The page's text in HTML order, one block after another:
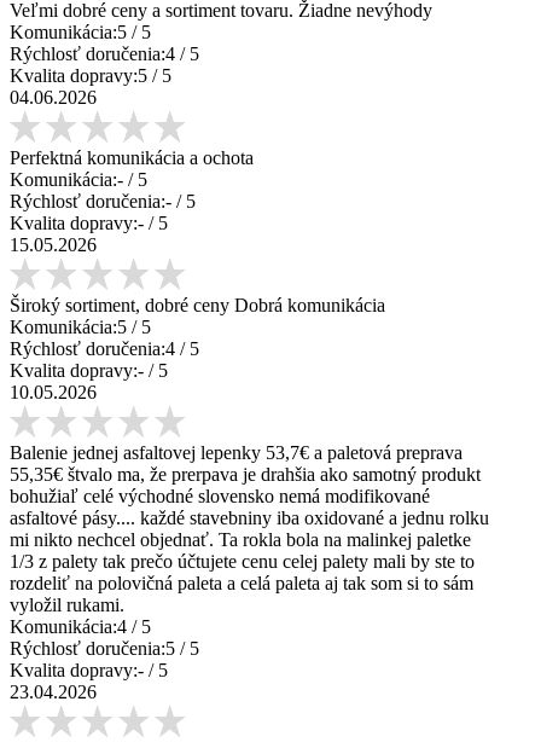
Veľmi dobré ceny a sortiment tovaru. Žiadne nevýhody
Komunikácia:5 / 5
Rýchlosť doručenia:4 / 5
Kvalita dopravy:5 / 5
04.06.2026
Perfektná komunikácia a ochota
Komunikácia:- / 5
Rýchlosť doručenia:- / 5
Kvalita dopravy:- / 5
15.05.2026
Široký sortiment, dobré ceny Dobrá komunikácia
Komunikácia:5 / 5
Rýchlosť doručenia:4 / 5
Kvalita dopravy:- / 5
10.05.2026
Balenie jednej asfaltovej lepenky 53,7€ a paletová preprava
55,35€ štvalo ma, že prerpava je drahšia ako samotný produkt
bohužiaľ celé východné slovensko nemá modifikované
asfaltové pásy.... každé stavebniny iba oxidované a jednu rolku
mi nikto nechcel objednať. Ta rokla bola na malinkej paletke
1/3 z palety tak prečo účtujete cenu celej palety mali by ste to
rozdeliť na polovičná paleta a celá paleta aj tak som si to sám
vyložil rukami.
Komunikácia:4 / 5
Rýchlosť doručenia:5 / 5
Kvalita dopravy:- / 5
23.04.2026